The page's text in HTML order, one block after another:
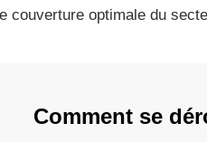
couverture optimale du
Comment se